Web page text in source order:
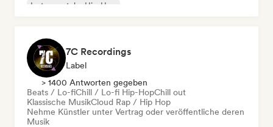
Instrumentaler Hip-Hop
7C Recordings
Label
> 1400 Antworten gegeben
Beats / Lo-fiChill / Lo-fi Hip-HopChill out
Klassische MusikCloud Rap / Hip Hop
Nehme Künstler unter Vertrag oder veröffentliche deren
Musik